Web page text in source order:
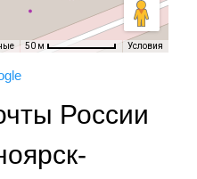
50 м Условия
России